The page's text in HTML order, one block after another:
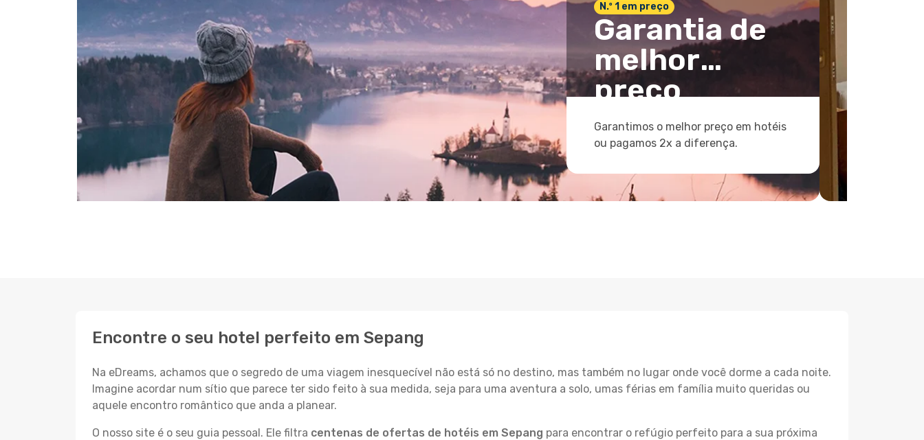
N.º 1 em preço
Garantia de
melhor
preço
Garantimos o melhor preço em hotéis
ou pagamos 2x a diferença.
Encontre o seu hotel perfeito em Sepang
Na eDreams, achamos que o segredo de uma viagem inesquecível não está só no destino, mas também no lugar onde você dorme a cada noite.
Imagine acordar num sítio que parece ter sido feito à sua medida, seja para uma aventura a solo, umas férias em família muito queridas ou
aquele encontro romântico que anda a planear.
O nosso site é o seu guia pessoal. Ele filtra centenas de ofertas de hotéis em Sepang para encontrar o refúgio perfeito para a sua próxima